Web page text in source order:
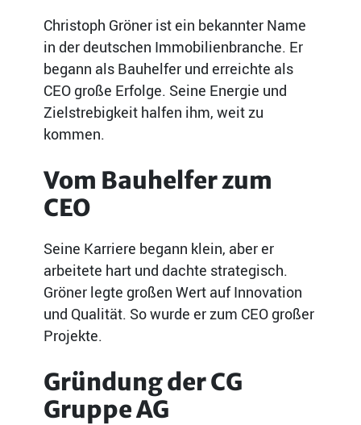
Christoph Gröner ist ein bekannter Name
in der deutschen Immobilienbranche. Er
begann als Bauhelfer und erreichte als
CEO große Erfolge. Seine Energie und
Zielstrebigkeit halfen ihm, weit zu
kommen.
Vom Bauhelfer zum
CEO
Seine Karriere begann klein, aber er
arbeitete hart und dachte strategisch.
Gröner legte großen Wert auf Innovation
und Qualität. So wurde er zum CEO großer
Projekte.
Gründung der CG
Gruppe AG